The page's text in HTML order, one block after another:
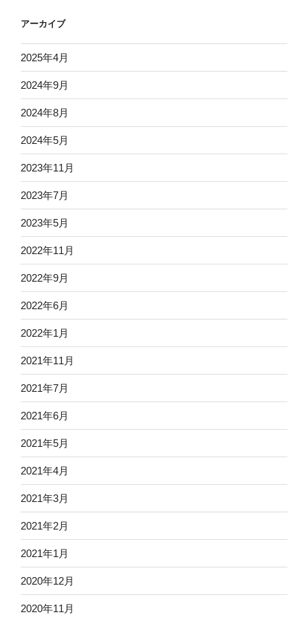
アーカイブ
2025年4月
2024年9月
2024年8月
2024年5月
2023年11月
2023年7月
2023年5月
2022年11月
2022年9月
2022年6月
2022年1月
2021年11月
2021年7月
2021年6月
2021年5月
2021年4月
2021年3月
2021年2月
2021年1月
2020年12月
2020年11月